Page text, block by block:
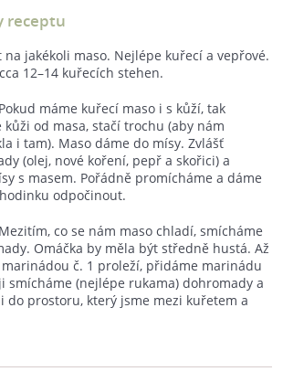
receptu
jakékoli maso. Nejlépe kuřecí a vepřové.
12–14 kuřecích stehen.
máme kuřecí maso i s kůží, tak
od masa, stačí trochu (aby nám
i tam). Maso dáme do mísy. Zvlášť
(olej, nové koření, pepř a skořici) a
s masem. Pořádně promícháme a dáme
odpočinout.
co se nám maso chladí, smícháme
Omáčka by měla být středně hustá. Až
č. 1 proleží, přidáme marinádu
smícháme (nejlépe rukama) dohromady a
do prostoru, který jsme mezi kuřetem a